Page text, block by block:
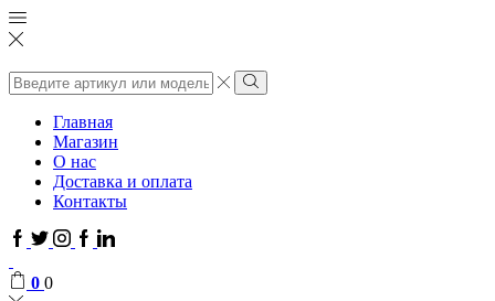
Поиск
ввода
Поиск
Главная
Магазин
О нас
Доставка и оплата
Контакты
Facebook
TwitterInstagram
GoogleLinkedin
0 0